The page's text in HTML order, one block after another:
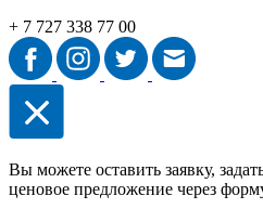
+ 7 727 338 77 00
Вы можете оставить заявку,
ценовое предложение через